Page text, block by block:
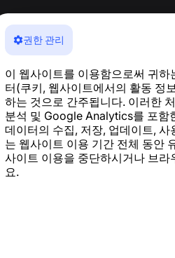
권한 관리
이 웹사이트를 이용함으로써 귀하
터(쿠키, 웹사이트에서의 활동 정
하는 것으로 간주됩니다. 이러한
분석 및 Google Analytics를 포함
데이터의 수집, 저장, 업데이트,
는 웹사이트 이용 기간 전체 동안
사이트 이용을 중단하시거나 브
요.